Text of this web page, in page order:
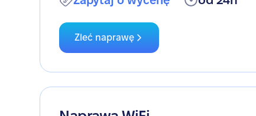
Zleć naprawę